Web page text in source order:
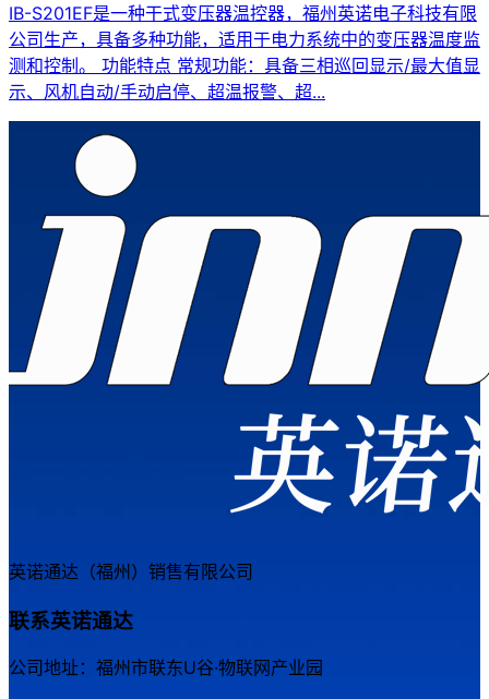
IB-S201EF是一种干式变压器温控器，福州英诺电子科技有限
公司生产，具备多种功能，适用于电力系统中的变压器温度监
测和控制。 功能特点 常规功能：具备三相巡回显示/最大值显
示、风机自动/手动启停、超温报警、超...
英诺通达（福州）销售有限公司
联系英诺通达
公司地址：福州市联东U谷·物联网产业园